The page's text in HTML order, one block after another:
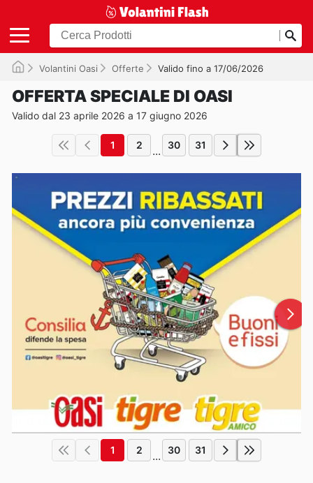
Volantini Oasi Offerte Valido fino a 17/06/2026
OFFERTA SPECIALE DI OASI
Valido dal 23 aprile 2026 a 17 giugno 2026
1 2 ... 30 31
1 2 ... 30 31